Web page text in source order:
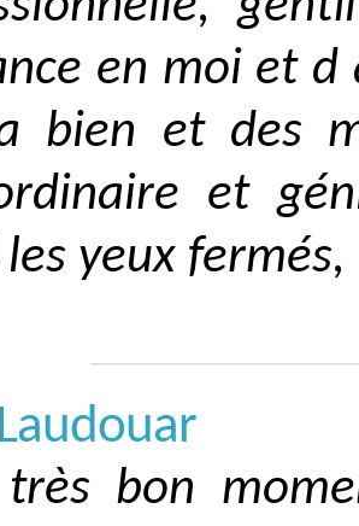
en moi et
bien et des
et
les yeux
bon